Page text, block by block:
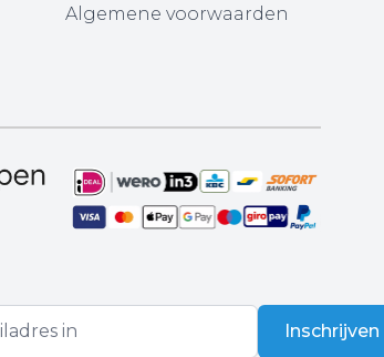
Algemene voorwaarden
Inschrijven